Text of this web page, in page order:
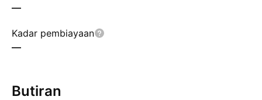
—
Kadar pembiayaan
—
Butiran